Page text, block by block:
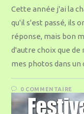
Cette année j'ai la
qu'il s'est passé, ils
réponse, mais bon
d'autre choix que
mes photos dans un
0 COMMENTAIRE